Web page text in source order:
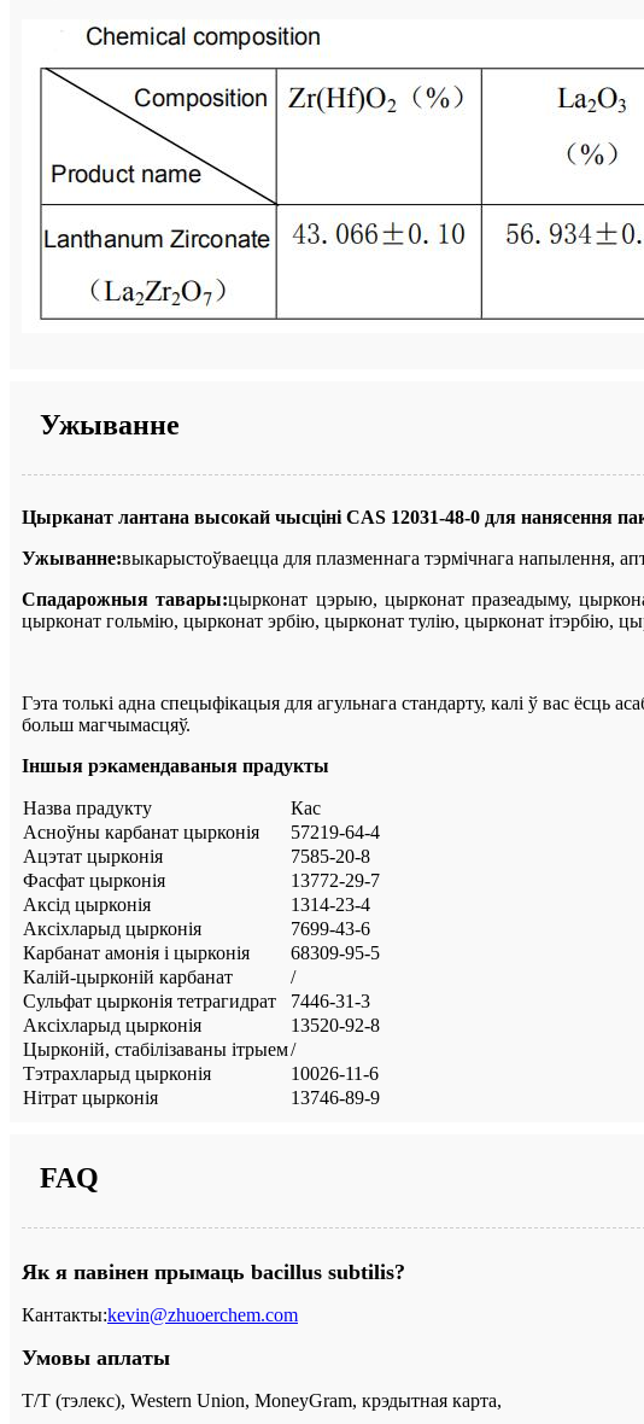
Ужыванне
Цырканат лантана высокай чысціні CAS 12031-48-0 для нанясення
Ужыванне:выкарыстоўваецца для плазменнага тэрмічнага напылення,
Спадарожныя тавары:цырконат цэрыю, цырконат празеадыму,
цырконат гольмію, цырконат эрбію, цырконат тулію, цырконат ітэрбію,
Гэта толькі адна спецыфікацыя для агульнага стандарту, калі ў вас ёсць
больш магчымасцяў.
Іншыя рэкамендаваныя прадукты
Назва прадукту
Кас
Асноўны карбанат цырконія
57219-64-4
Ацэтат цырконія
7585-20-8
Фасфат цырконія
13772-29-7
Аксід цырконія
1314-23-4
Аксіхларыд цырконія
7699-43-6
Карбанат амонія і цырконія
68309-95-5
Калій-цырконій карбанат
/
Сульфат цырконія тетрагидрат
7446-31-3
Аксіхларыд цырконія
13520-92-8
Цырконій, стабілізаваны ітрыем/
Тэтрахларыд цырконія
10026-11-6
Нітрат цырконія
13746-89-9
FAQ
Як я павінен прымаць bacillus subtilis?
Кантакты:kevin@zhuoerchem.com
Умовы аплаты
T/T (тэлекс), Western Union, MoneyGram, крэдытная карта,